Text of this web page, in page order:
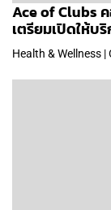
Ace of Clubs
เตรียมเปิดให้บ
Health & Wellness